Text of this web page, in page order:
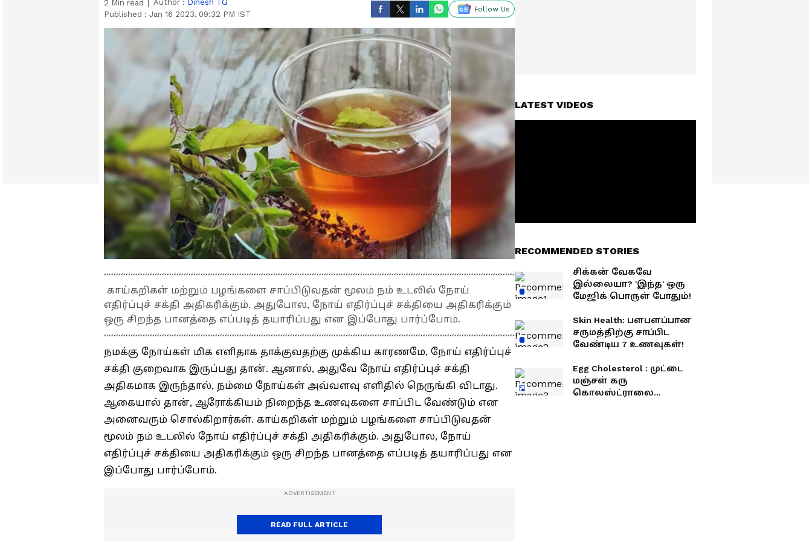
2 Min read Author : Dinesh TG
Published : Jan 16 2023, 09:32 PM IST
Follow Us
காய்கறிகள் மற்றும் பழங்களை சாப்பிடுவதன் மூலம் நம் உடலில் நோய்
எதிர்ப்புச் சக்தி அதிகரிக்கும். அதுபோல, நோய் எதிர்ப்புச் சக்தியை அதிகரிக்கும்
ஒரு சிறந்த பானத்தை எப்படித் தயாரிப்பது என இப்போது பார்ப்போம்.
நமக்கு நோய்கள் மிக எளிதாக தாக்குவதற்கு முக்கிய காரணமே, நோய் எதிர்ப்புச்
சக்தி குறைவாக இருப்பது தான். ஆனால், அதுவே நோய் எதிர்ப்புச் சக்தி
அதிகமாக இருந்தால், நம்மை நோய்கள் அவ்வளவு எளிதில் நெருங்கி விடாது.
ஆகையால் தான், ஆரோக்கியம் நிறைந்த உணவுகளை சாப்பிட வேண்டும் என
அனைவரும் சொல்கிறார்கள். காய்கறிகள் மற்றும் பழங்களை சாப்பிடுவதன்
மூலம் நம் உடலில் நோய் எதிர்ப்புச் சக்தி அதிகரிக்கும். அதுபோல, நோய்
எதிர்ப்புச் சக்தியை அதிகரிக்கும் ஒரு சிறந்த பானத்தை எப்படித் தயாரிப்பது என
இப்போது பார்ப்போம்.
READ FULL ARTICLE
LATEST VIDEOS
RECOMMENDED STORIES
சிக்கன் வேகவே
இல்லையா? 'இந்த' ஒரு
மேஜிக் பொருள் போதும்!
Skin Health: பளபளப்பான
சருமத்திற்கு சாப்பிட
வேண்டிய 7 உணவுகள்!
Egg Cholesterol : முட்டை
மஞ்சள் கரு
கொலஸ்ட்ராலை